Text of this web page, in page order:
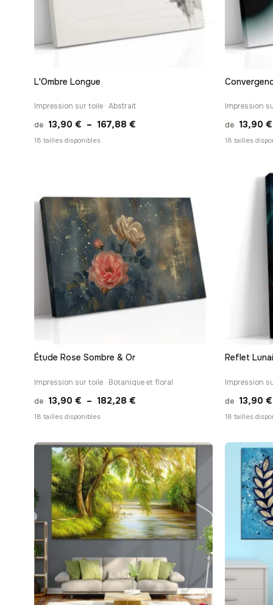
L'Ombre Longue
Impression sur toile · Abstrait
de 13,90 € – 167,88 €
167,88 €
18 tailles disponibles
Impression
de 13,90 €
18 tailles
Étude Rose Sombre & Or
Impression sur toile · Botanique et floral
de 13,90 € – 182,28 €
13,90 €
à
182,28 €
18 tailles disponibles
Reflet
Impression
de 13,90 €
18 tailles